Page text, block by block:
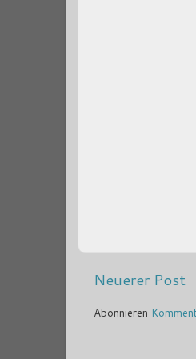
Neuerer Post
Abonnieren